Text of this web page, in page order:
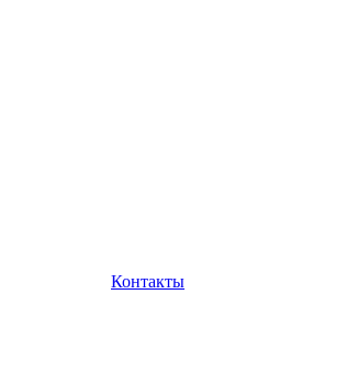
Контакты